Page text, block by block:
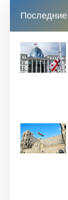
Последние